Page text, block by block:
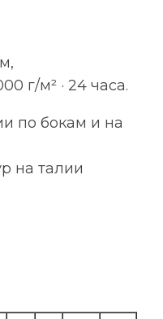
г/м² · 24 часа.
по бокам и на
на талии